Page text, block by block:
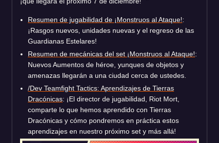
Resumen de jugabilidad de ¡Monstruos al Ataque!:
¡Rasgos nuevos, unidades nuevas y el regreso de las
Guardianas Estelares!
Resumen de mecánicas del set ¡Monstruos al Ataque!:
Nuevos Aumentos de héroe, yunques de objetos y
amenazas llegarán a una ciudad cerca de ustedes.
/Dev Teamfight Tactics: Aprendizajes de Tierras
Dracónicas: ¡El director de jugabilidad, Riot Mort,
comparte lo que hemos aprendido con Tierras
Dracónicas y cómo pondremos en práctica estos
aprendizajes en nuestro próximo set y más allá!